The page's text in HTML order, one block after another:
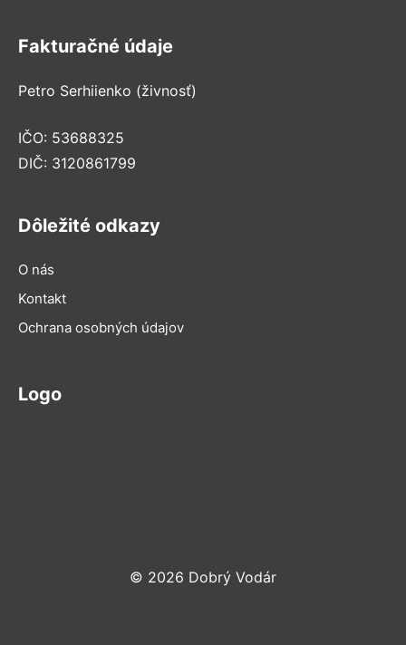
Fakturačné údaje
Petro Serhiienko (živnosť)
IČO: 53688325
DIČ: 3120861799
Dôležité odkazy
O nás
Kontakt
Ochrana osobných údajov
Logo
© 2026 Dobrý Vodár